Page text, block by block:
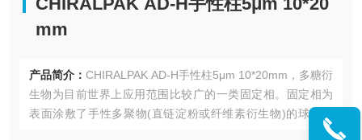
mm
产品简介： CHIRALPAK AD-H手性柱5μm 10*20mm，多糖衍
生物为目前世界上应用范围比较广的一类固定相。固定相为
表面涂敷了手性多聚物(直链淀粉或纤维素衍生物)的球形硅
胶。由于是物理涂敷，请注意流动相的选择。手性填料有3μ